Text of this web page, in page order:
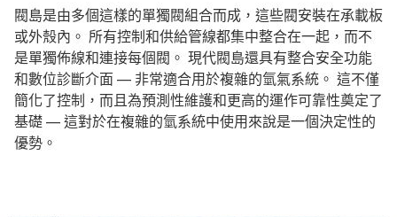
閥島是由多個這樣的單獨閥組合而成，這些閥安裝在承載板
或外殼內。 所有控制和供給管線都集中整合在一起，而不
是單獨佈線和連接每個閥。 現代閥島還具有整合安全功能
和數位診斷介面 — 非常適合用於複雜的氫氣系統。 這不僅
簡化了控制，而且為預測性維護和更高的運作可靠性奠定了
基礎 — 這對於在複雜的氫系統中使用來說是一個決定性的
優勢。